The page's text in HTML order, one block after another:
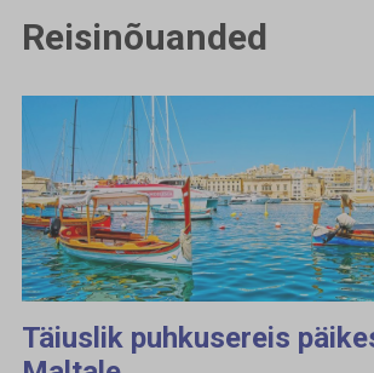
Reisinõuanded
Täiuslik puhkusereis